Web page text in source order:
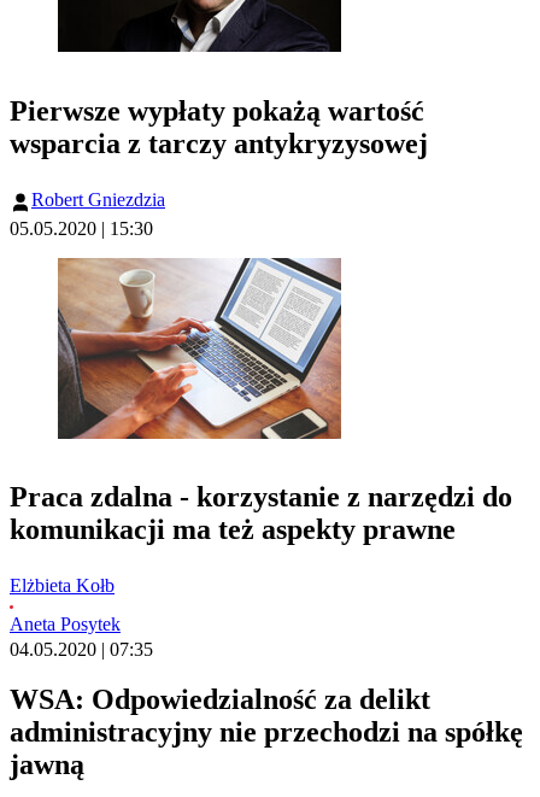
Pierwsze wypłaty pokażą wartość
wsparcia z tarczy antykryzysowej
Robert Gniezdzia
05.05.2020 | 15:30
Praca zdalna - korzystanie z narzędzi do
komunikacji ma też aspekty prawne
Elżbieta Kołb
Aneta Posytek
04.05.2020 | 07:35
WSA: Odpowiedzialność za delikt
administracyjny nie przechodzi na spółkę
jawną